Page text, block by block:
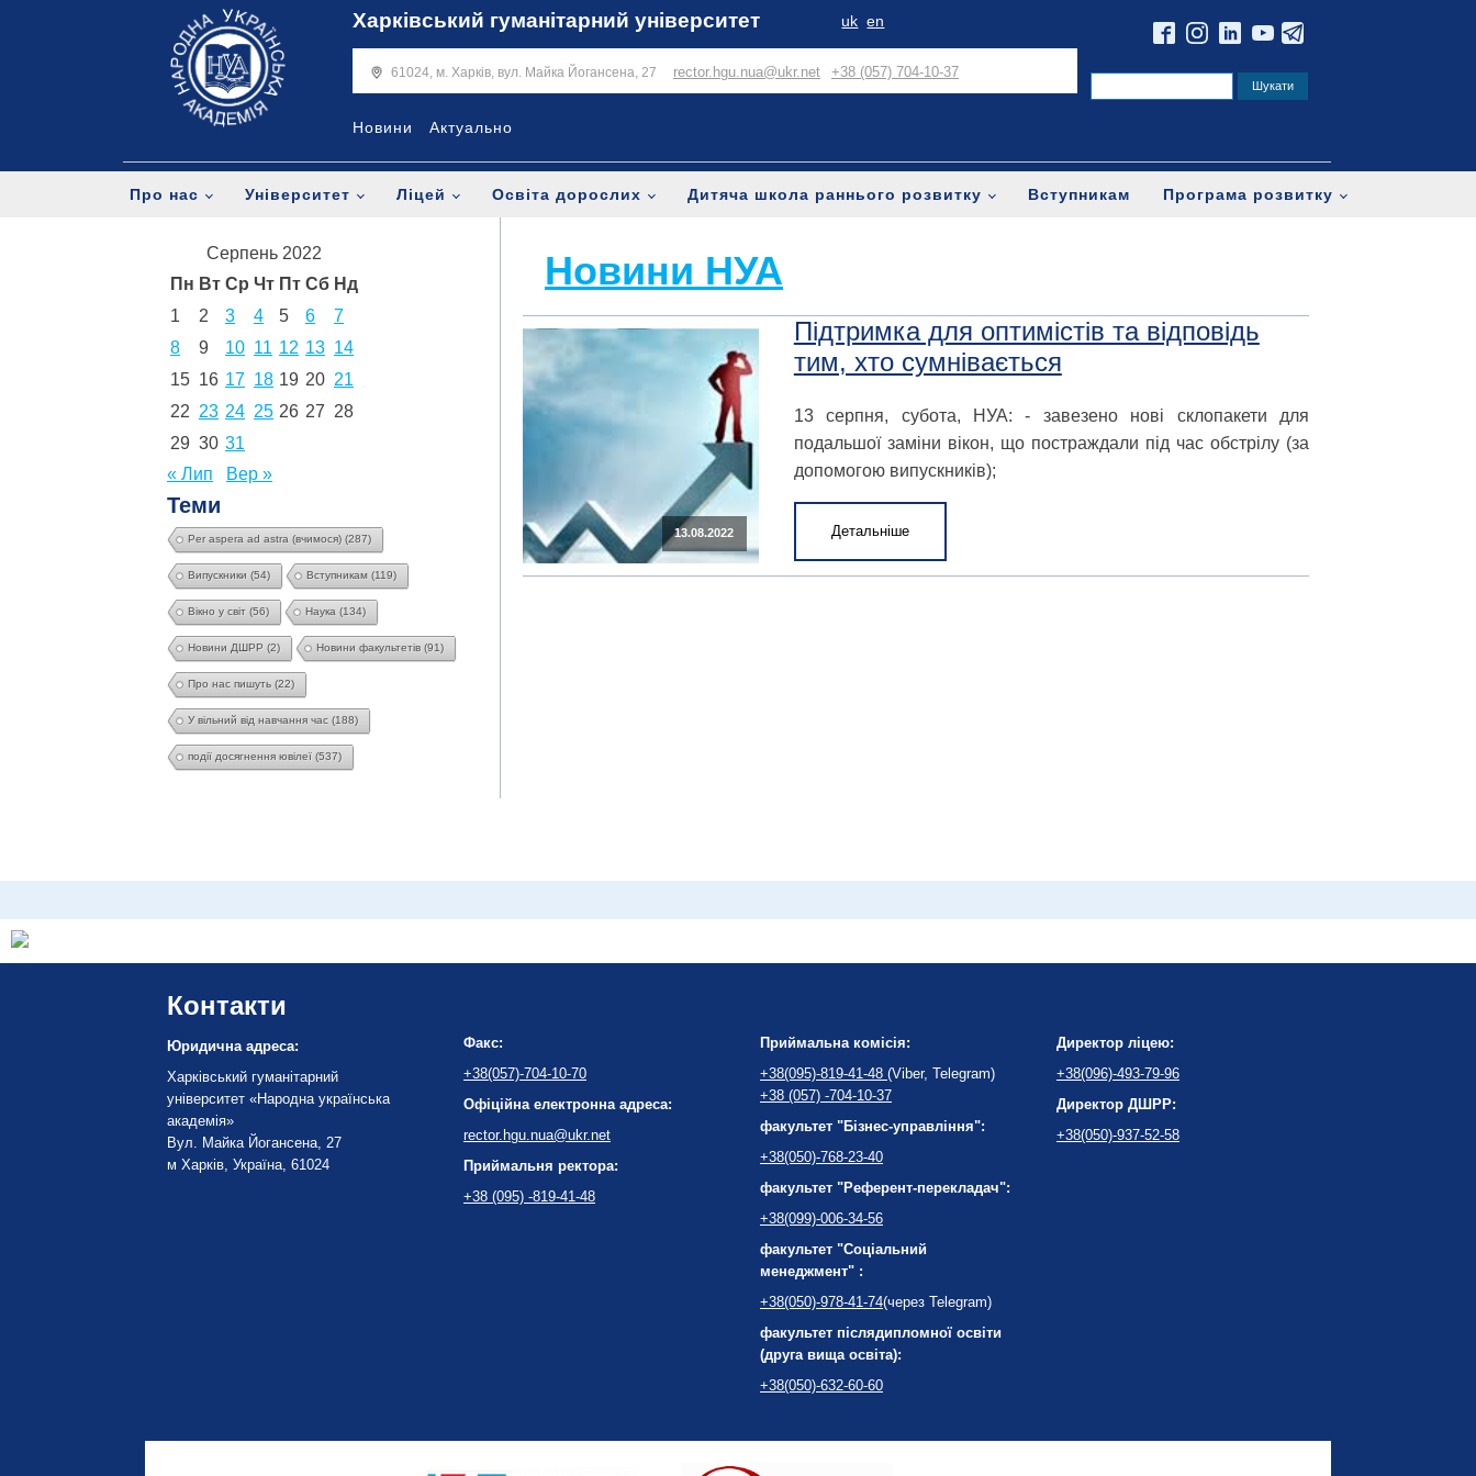
Харківський гуманітарний університет uk en
61024, м. Харків, вул. Майка Йогансена, 27 rector.hgu.nua@ukr.net +38 (057) 704-10-37
Новини Актуально
Про нас Університет Ліцей Освіта дорослих Дитяча школа раннього розвитку Вступникам Програма розвитку
Серпень 2022
Пн Вт Ср Чт Пт Сб Нд
1
2 3 4 5 6
7
8
9 10 11 12 13 14
15 16 17 18 19 20 21
22 23 24 25 26 27 28
29 30 31
« Лип
Вер »
Теми
Per aspera ad astra (вчимося) (287)
Випускники (54) Вступникам (119)
Вікно у світ (56) Наука (134)
Новини ДШРР (2) Новини факультетів (91)
Про нас пишуть (22)
У вільний від навчання час (188)
події досягнення ювілеї (537)
Новини НУА
13.08.2022
Підтримка для оптимістів та відповідь
тим, хто сумнівається
13 серпня, субота, НУА: - завезено нові склопакети для
подальшої заміни вікон, що постраждали під час обстрілу (за
допомогою випускників);
Детальніше
Контакти
Юридична адреса:
Харківський гуманітарний
університет «Народна українська
академія»
Вул. Майка Йогансена, 27
м Харків, Україна, 61024
Факс:
+38(057)-704-10-70
Офіційна електронна адреса:
rector.hgu.nua@ukr.net
Приймальня ректора:
+38 (095) -819-41-48
Приймальна комісія:
+38(095)-819-41-48 (Viber, Telegram)
+38 (057) -704-10-37
факультет "Бізнес-управління":
+38(050)-768-23-40
факультет "Референт-перекладач":
+38(099)-006-34-56
факультет "Соціальний
менеджмент" :
+38(050)-978-41-74(через Telegram)
факультет післядипломної освіти
(друга вища освіта):
+38(050)-632-60-60
Директор ліцею:
+38(096)-493-79-96
Директор ДШРР:
+38(050)-937-52-58